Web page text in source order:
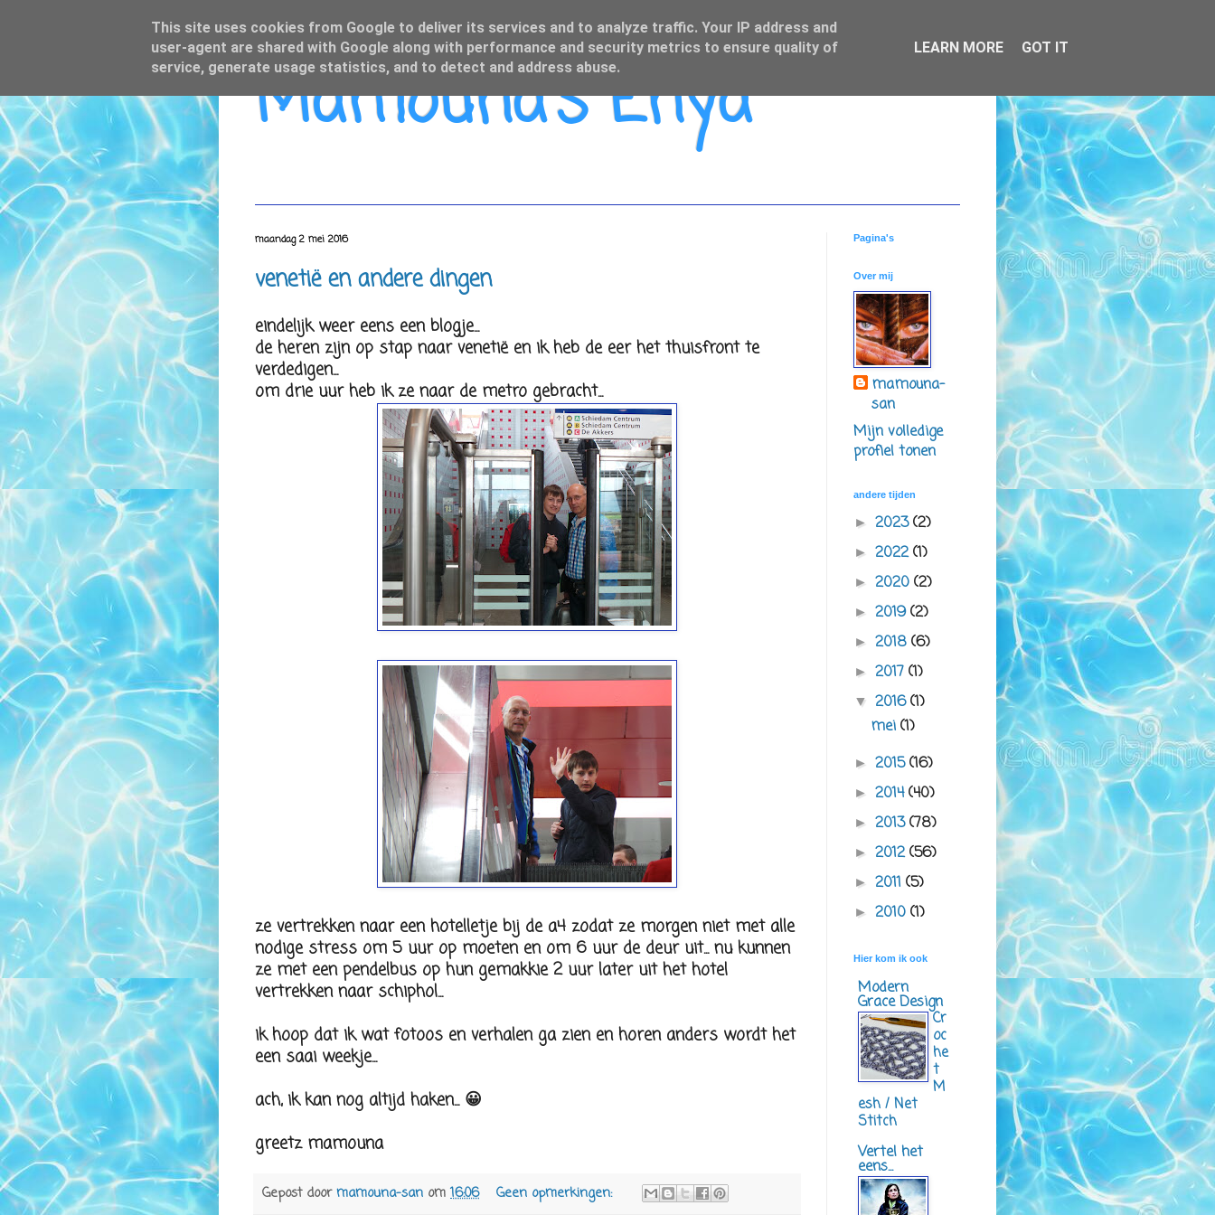
Mamouna's Enya
maandag 2 mei 2016
venetië en andere dingen
eindelijk weer eens een blogje...
de heren zijn op stap naar venetië en ik heb de eer het thuisfront te
verdedigen...
om drie uur heb ik ze naar de metro gebracht...
ze vertrekken naar een hotelletje bij de a4 zodat ze morgen niet met alle
nodige stress om 5 uur op moeten en om 6 uur de deur uit... nu kunnen
ze met een pendelbus op hun gemakkie 2 uur later uit het hotel
vertrekken naar schiphol...
ik hoop dat ik wat fotoos en verhalen ga zien en horen anders wordt het
een saai weekje...
ach, ik kan nog altijd haken... 😀
greetz mamouna
Gepost doormamouna-san om 16:06 Geen opmerkingen:
Pagina's
Over mij
mamouna-
san
Mijn volledige
profiel tonen
andere tijden
► 2023(2)
► 2022(1)
► 2020 (2)
► 2019(2)
► 2018 (6)
► 2017 (1)
▼ 2016(1)
mei(1)
► 2015(16)
► 2014(40)
► 2013(78)
► 2012(56)
► 2011 (5)
► 2010 (1)
Hier kom ik ook
Modern
Grace Design
Cr
oc
he
t
M
esh / Net
Stitch
Vertel het
eens...
This site uses cookies from Google to deliver its services and to analyze traffic. Your IP address and
user-agent are shared with Google along with performance and security metrics to ensure quality of
service, generate usage statistics, and to detect and address abuse.
LEARN MORE GOT IT